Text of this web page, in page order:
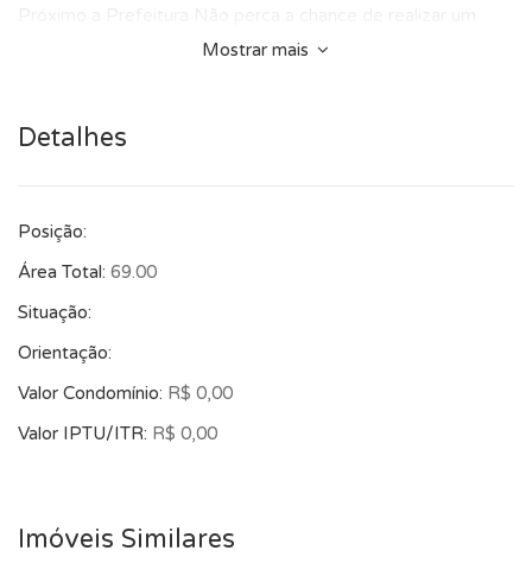
excelente investimento. Entre em contato e agende uma
Mostrar mais
Detalhes
Posição:
Área Total: 69.00
Situação:
Orientação:
Valor Condomínio: R$ 0,00
Valor IPTU/ITR: R$ 0,00
Imóveis Similares